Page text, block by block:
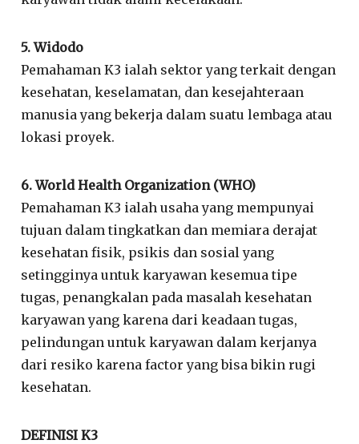
5. Widodo
Pemahaman K3 ialah sektor yang terkait dengan
kesehatan, keselamatan, dan kesejahteraan
manusia yang bekerja dalam suatu lembaga atau
lokasi proyek.
6. World Health Organization (WHO)
Pemahaman K3 ialah usaha yang mempunyai
tujuan dalam tingkatkan dan memiara derajat
kesehatan fisik, psikis dan sosial yang
setingginya untuk karyawan kesemua tipe
tugas, penangkalan pada masalah kesehatan
karyawan yang karena dari keadaan tugas,
pelindungan untuk karyawan dalam kerjanya
dari resiko karena factor yang bisa bikin rugi
kesehatan.
DEFINISI K3